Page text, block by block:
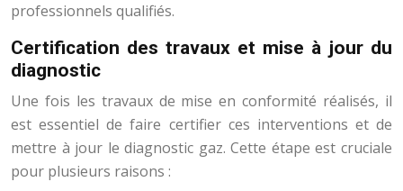
professionnels qualifiés.
Certification des travaux et mise à jour du
diagnostic
Une fois les travaux de mise en conformité réalisés, il
est essentiel de faire certifier ces interventions et de
mettre à jour le diagnostic gaz. Cette étape est cruciale
pour plusieurs raisons :